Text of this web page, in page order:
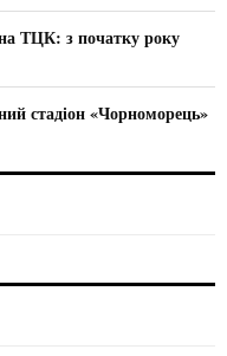
ТЦК: з початку року
стадіон «Чорноморець»